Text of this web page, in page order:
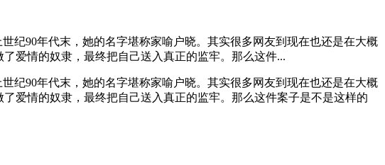
纪90年代末，她的名字堪称家喻户晓。其实很多网友到现在也还是在大概
爱情的奴隶，最终把自己送入真正的监牢。那么这件...
纪90年代末，她的名字堪称家喻户晓。其实很多网友到现在也还是在大概
爱情的奴隶，最终把自己送入真正的监牢。那么这件案子是不是这样的